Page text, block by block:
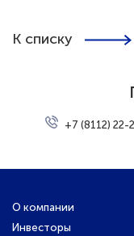
К списку
+7 (8112) 22-
О компании
Инвесторы